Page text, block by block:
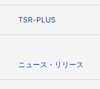
TSR-PLUS
ニュース・リリース